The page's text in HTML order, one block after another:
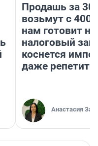
Продашь за
возьмут с
нам готовит
налоговый
коснется
даже
Анастасия